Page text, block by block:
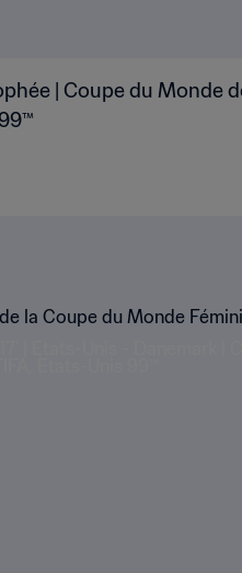
| Coupe du Monde
la Coupe du Monde